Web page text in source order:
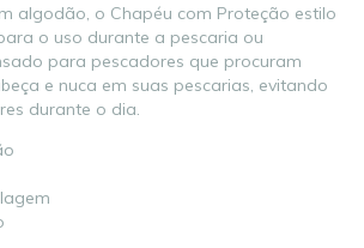
o Chapéu com Proteção estilo
o uso durante a pescaria ou
para pescadores que procuram
e nuca em suas pescarias, evitando
durante o dia.